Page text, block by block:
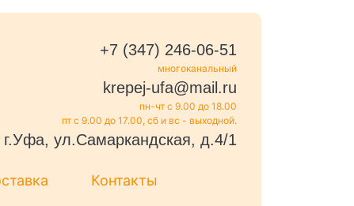
+7 (347) 246-06-51
многоканальный
krepej-ufa@mail.ru
пн-чт с 9.00 до 18.00
пт с 9.00 до 17.00, сб и вс - выходной.
г.Уфа, ул.Самаркандская, д.4/1
Контакты